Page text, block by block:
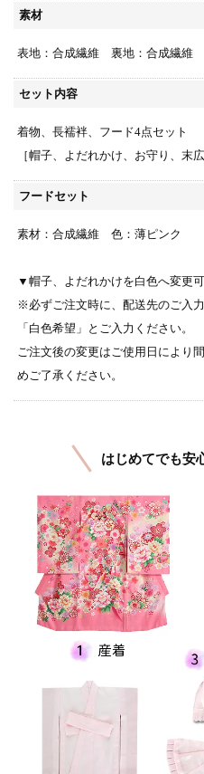
素材
表地：合成繊維 裏地：合成繊維
セット内容
着物、長襦袢、フード4点セット
［帽子、よだれかけ、お守り、末広
フードセット
素材：合成繊維 色：薄ピンク
▼帽子、よだれかけを白色へ変更可
※必ずご注文時に、配送先のご入
「白色希望」とご入力ください。
ご注文後の変更はご使用日により
めご了承ください。
はじめてでも安